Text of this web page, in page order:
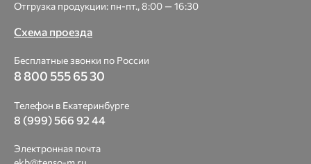
Отгрузка продукции: пн-пт., 8:00 — 16:30
Схема проезда
Бесплатные звонки по России
8 800 555 65 30
Телефон в Екатеринбурге
8 (999) 566 92 44
Электронная почта